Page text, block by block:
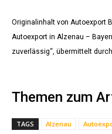
Originalinhalt von Autoexport
Autoexport in Alzenau –
zuverlässig“, übermittelt
Themen zum
TAGS Alzenau